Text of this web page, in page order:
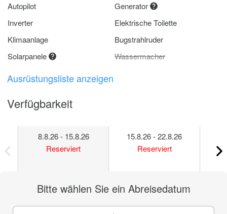
Autopilot
Generator
Inverter
Elektrische Toilette
Klimaanlage
Bugstrahlruder
Solarpanele
Wassermacher
Ausrüstungsliste anzeigen
Verfügbarkeit
8.8.26 - 15.8.26
Reserviert
15.8.26 - 22.8.26
Reserviert
Bitte wählen Sie ein Abreisedatum